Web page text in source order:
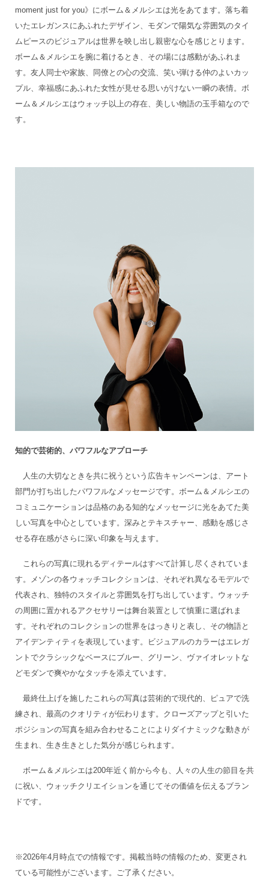
moment just for you》にボーム＆メルシエは光をあてます。落ち着
いたエレガンスにあふれたデザイン、モダンで陽気な雰囲気のタイ
ムピースのビジュアルは世界を映し出し親密な心を感じとります。
ボーム＆メルシエを腕に着けるとき、その場には感動があふれま
す。友人同士や家族、同僚との心の交流、笑い弾ける仲のよいカッ
プル、幸福感にあふれた女性が見せる思いがけない一瞬の表情。ボ
ーム＆メルシエはウォッチ以上の存在、美しい物語の玉手箱なので
す。
知的で芸術的、パワフルなアプローチ
人生の大切なときを共に祝うという広告キャンペーンは、アート
部門が打ち出したパワフルなメッセージです。ボーム＆メルシエの
コミュニケーションは品格のある知的なメッセージに光をあてた美
しい写真を中心としています。深みとテキスチャー、感動を感じさ
せる存在感がさらに深い印象を与えます。
これらの写真に現れるディテールはすべて計算し尽くされていま
す。メゾンの各ウォッチコレクションは、それぞれ異なるモデルで
代表され、独特のスタイルと雰囲気を打ち出しています。ウォッチ
の周囲に置かれるアクセサリーは舞台装置として慎重に選ばれま
す。それぞれのコレクションの世界をはっきりと表し、その物語と
アイデンティティを表現しています。ビジュアルのカラーはエレガ
ントでクラシックなベースにブルー、グリーン、ヴァイオレットな
どモダンで爽やかなタッチを添えています。
最終仕上げを施したこれらの写真は芸術的で現代的、ピュアで洗
練され、最高のクオリティが伝わります。クローズアップと引いた
ポジションの写真を組み合わせることによりダイナミックな動きが
生まれ、生き生きとした気分が感じられます。
ボーム＆メルシエは200年近く前から今も、人々の人生の節目を共
に祝い、ウォッチクリエイションを通じてその価値を伝えるブラン
ドです。
※2026年4月時点での情報です。掲載当時の情報のため、変更され
ている可能性がございます。ご了承ください。